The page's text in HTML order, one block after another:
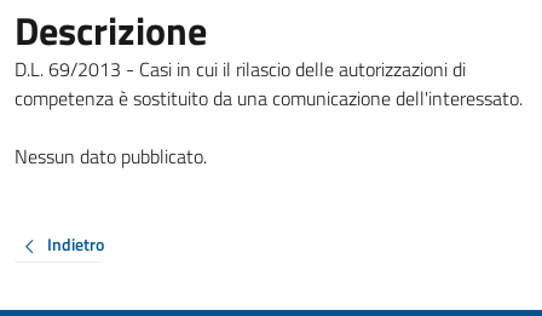
Descrizione
D.L. 69/2013 - Casi in cui il rilascio delle autorizzazioni di
competenza è sostituito da una comunicazione dell'interessato.
Nessun dato pubblicato.
Indietro